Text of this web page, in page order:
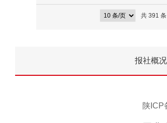
共 391
报社概况
陕